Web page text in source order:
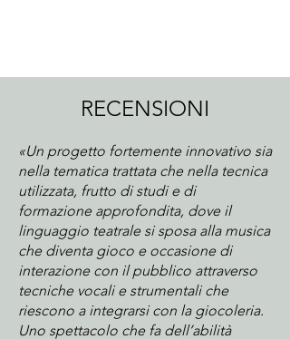
RECENSIONI
«Un progetto fortemente innovativo sia
nella tematica trattata che nella tecnica
utilizzata, frutto di studi e di
formazione approfondita, dove il
linguaggio teatrale si sposa alla musica
che diventa gioco e occasione di
interazione con il pubblico attraverso
tecniche vocali e strumentali che
riescono a integrarsi con la giocoleria.
Uno spettacolo che fa dell’abilità